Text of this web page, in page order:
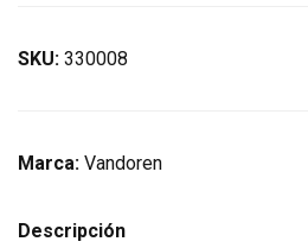
SKU: 330008
Marca: Vandoren
Descripción